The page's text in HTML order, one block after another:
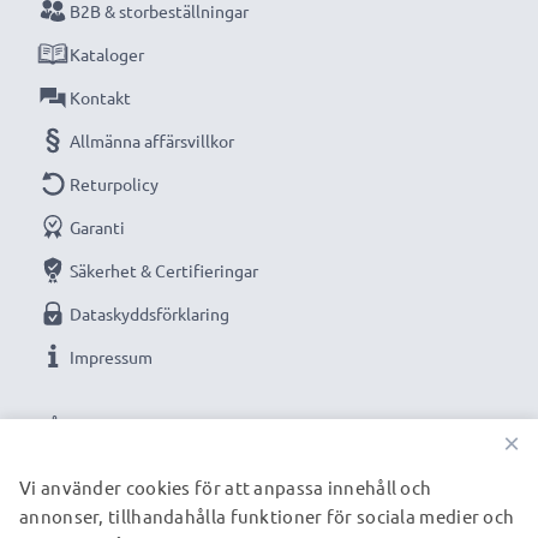
VÅRA BETALNINGSALTERNATIV
B2B & storbeställningar
Kataloger
Kontakt
Allmänna affärsvillkor
Returpolicy
Garanti
Säkerhet & Certifieringar
Dataskyddsförklaring
Impressum
VÅRA FRAKTPARTNERS
×
Vi använder cookies för att anpassa innehåll och
annonser, tillhandahålla funktioner för sociala medier och